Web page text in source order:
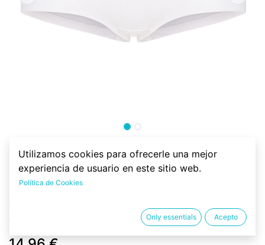
Culotte algodón orgánico
Sport
orgánico y 8% de elastan. Muy suave y cómoda. De
comercio justo y con Certificado GOTS.
Utilizamos cookies para ofrecerle una mejor
experiencia de usuario en este sitio web.
Política de Cookies
Only essentials Acepto